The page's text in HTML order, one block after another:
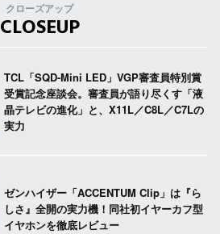
クローズアップ
CLOSEUP
TCL「SQD-Mini LED」VGP審査員特別賞
受賞記念座談会。審査員が語り尽くす「液
晶テレビの進化」と、X11L／C8L／C7Lの
実力
ゼンハイザー「ACCENTUM Clip」は『ら
しさ』全開の実力機！同社初イヤーカフ型
イヤホンを徹底レビュー